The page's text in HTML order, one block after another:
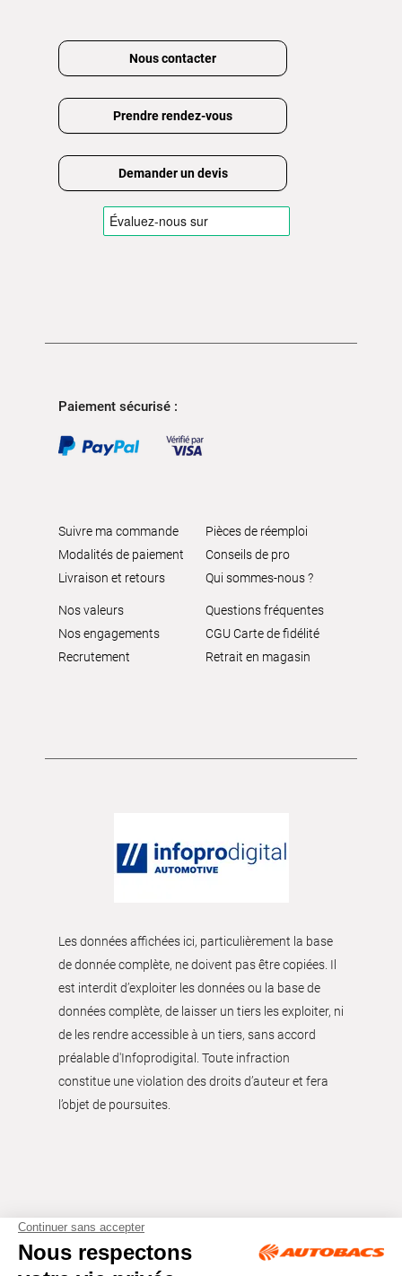
Nous contacter
Prendre rendez-vous
Demander un devis
Paiement sécurisé :
Suivre ma commande
Modalités de paiement
Livraison et retours
Pièces de réemploi
Conseils de pro
Qui sommes-nous ?
Nos valeurs
Nos engagements
Recrutement
Questions fréquentes
CGU Carte de fidélité
Retrait en magasin
Les données affichées ici, particulièrement la base
de donnée complète, ne doivent pas être copiées. Il
est interdit d’exploiter les données ou la base de
données complète, de laisser un tiers les exploiter, ni
de les rendre accessible à un tiers, sans accord
préalable d'Infoprodigital. Toute infraction
constitue une violation des droits d’auteur et fera
l’objet de poursuites.